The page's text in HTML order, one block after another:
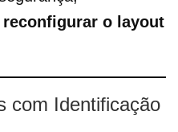
o layout
com Identificação